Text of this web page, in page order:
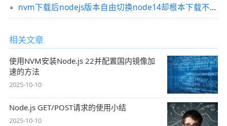
nvm下载后nodejs版本自由切换node14却根本下载不了的解决办法
相关文章
使用NVM安装Node.js 22并配置国内镜像加
速的方法
2025-10-10
Node.js GET/POST请求的使用小结
2025-10-10